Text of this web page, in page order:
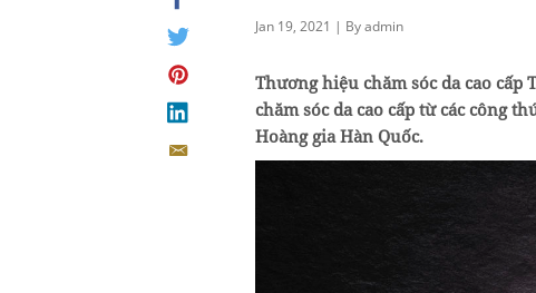
Jan 19, 2021 | By admin
Thương hiệu chăm sóc da cao
chăm sóc da cao cấp từ các công
Hoàng gia Hàn Quốc.